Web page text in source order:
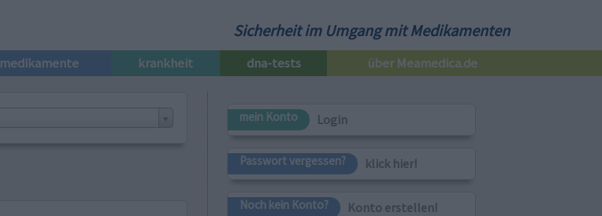
Sicherheit im Umgang mit Medikamenten
medikamente krankheit dna-tests über Meamedica.de
mein Konto Login
Passwort vergessen? klick hier!
Noch kein Konto? Konto erstellen!